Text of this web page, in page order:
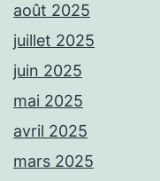
août 2025
juillet 2025
juin 2025
mai 2025
avril 2025
mars 2025